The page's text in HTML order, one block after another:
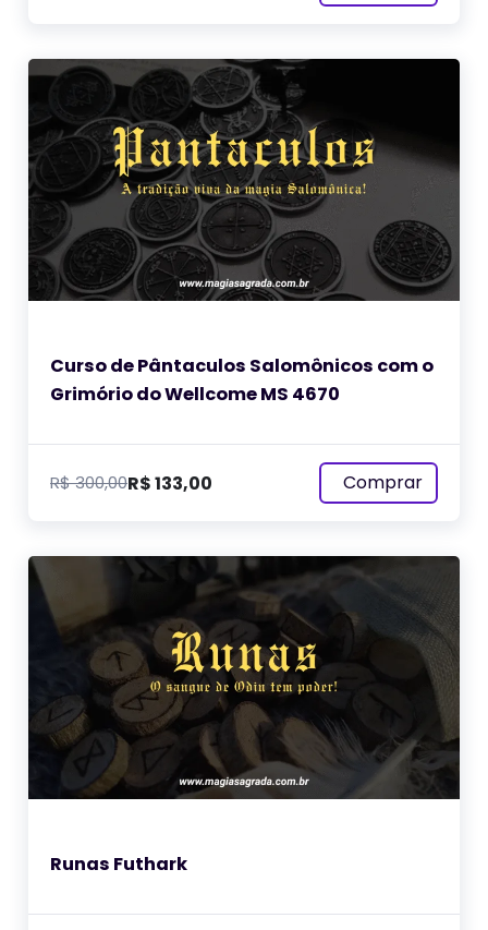
Curso de Pântaculos Salomônicos com o
Grimório do Wellcome MS 4670
R$300,00R$133,00 Comprar
Runas Futhark